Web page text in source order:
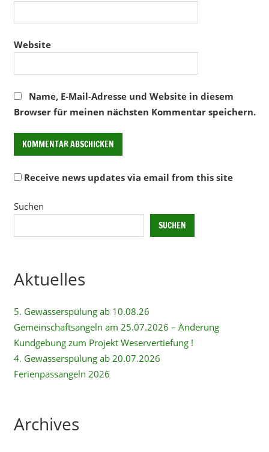
Website
Name, E-Mail-Adresse und Website in diesem
Browser für meinen nächsten Kommentar speichern.
Receive news updates via email from this site
Alternative:
Suchen
SUCHEN
Aktuelles
5. Gewässerspülung ab 10.08.26
Gemeinschaftsangeln am 25.07.2026 – Änderung
Kundgebung zum Projekt Weservertiefung !
4. Gewässerspülung ab 20.07.2026
Ferienpassangeln 2026
Archives